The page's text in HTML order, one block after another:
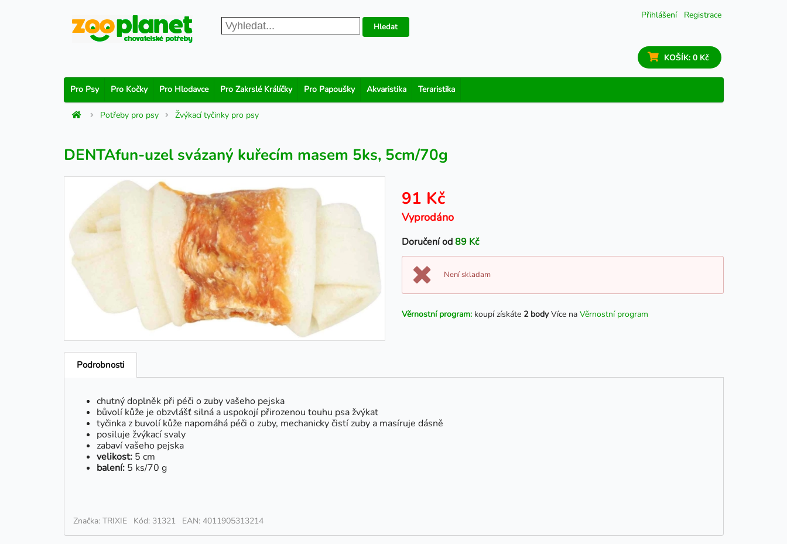
Přihlášení Registrace
Hledat
KOŠÍK: 0 Kč
Pro Psy Pro Kočky Pro Hlodavce Pro Zakrslé Králíčky Pro Papoušky Akvaristika Teraristika
Potřeby pro psy Žvýkací tyčinky pro psy
DENTAfun-uzel svázaný kuřecím masem 5ks, 5cm/70g
91 Kč
Vyprodáno
Doručení od89 Kč
Není skladam
Věrnostní program: koupí získáte 2 bodyVíce na Věrnostní program
Podrobnosti
chutný doplněk při péči o zuby vašeho pejska
bůvolí kůže je obzvlášť silná a uspokojí přirozenou touhu psa žvýkat
tyčinka z buvolí kůže napomáhá péči o zuby, mechanicky čistí zuby a masíruje dásně
posiluje žvýkací svaly
zabaví vašeho pejska
velikost: 5 cm
balení:5 ks/70 g
Značka: TRIXIE Kód: 31321 EAN: 4011905313214